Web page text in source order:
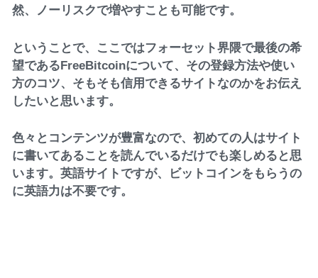
然、ノーリスクで増やすことも可能です。
ということで、ここではフォーセット界隈で最後の希
望であるFreeBitcoinについて、その登録方法や使い
方のコツ、そもそも信用できるサイトなのかをお伝え
したいと思います。
色々とコンテンツが豊富なので、初めての人はサイト
に書いてあることを読んでいるだけでも楽しめると思
います。英語サイトですが、ビットコインをもらうの
に英語力は不要です。